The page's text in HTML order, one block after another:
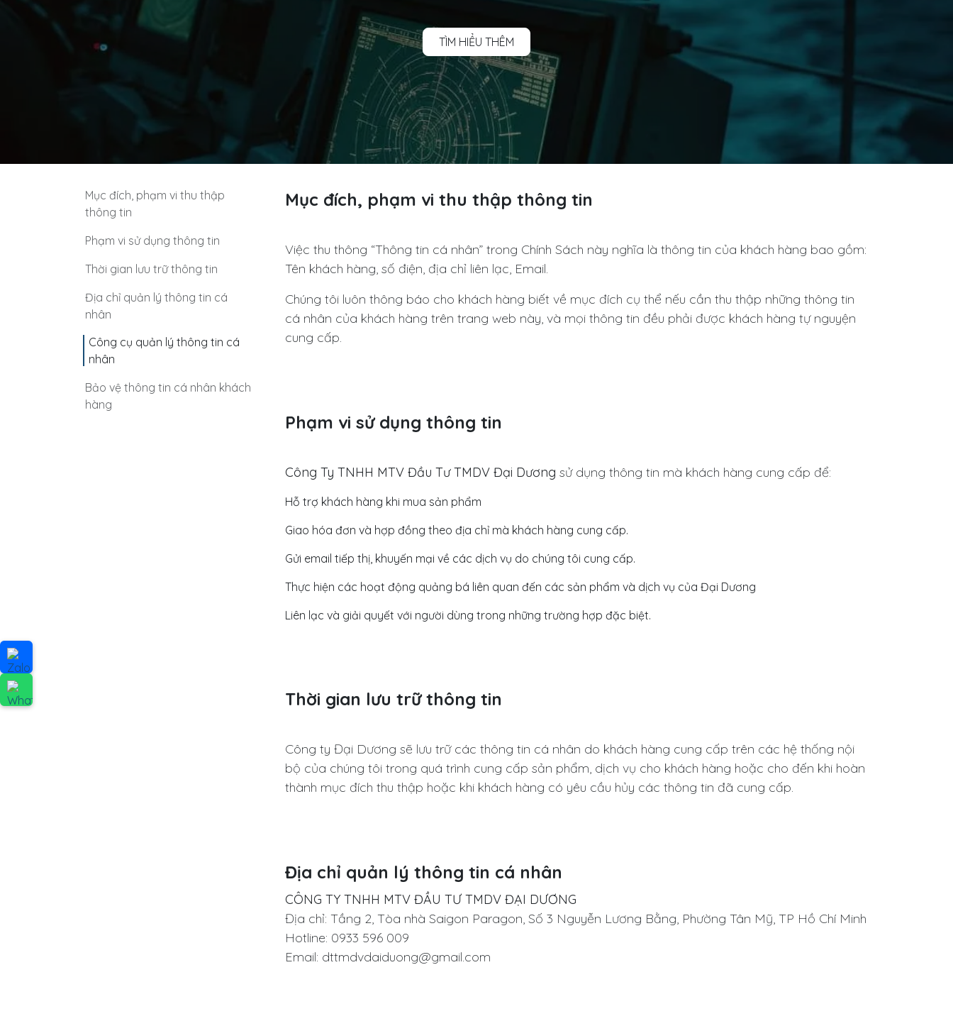
TÌM HIỂU THÊM
Mục đích, phạm vi thu thập
thông tin
Phạm vi sử dụng thông tin
Thời gian lưu trữ thông tin
Địa chỉ quản lý thông tin cá
nhân​
Công cụ quản lý thông tin cá
nhân​
Bảo vệ thông tin cá nhân khách
hàng​
Mục đích, phạm vi thu thập thông tin
Việc thu thông “Thông tin cá nhân” trong Chính Sách này nghĩa là thông tin của khách hàng bao gồm:
Tên khách hàng, số điện, địa chỉ liên lạc, Email.
Chúng tôi luôn thông báo cho khách hàng biết về mục đích cụ thể nếu cần thu thập những thông tin
cá nhân của khách hàng trên trang web này, và mọi thông tin đều phải được khách hàng tự nguyện
cung cấp.
Phạm vi sử dụng thông tin
Công Ty TNHH MTV Đầu Tư TMDV Đại Dương sử dụng thông tin mà khách hàng cung cấp để:
Hỗ trợ khách hàng khi mua sản phẩm
Giao hóa đơn và hợp đồng theo địa chỉ mà khách hàng cung cấp.
Gửi email tiếp thị, khuyến mại về các dịch vụ do chúng tôi cung cấp.
Thực hiện các hoạt động quảng bá liên quan đến các sản phẩm và dịch vụ của Đại Dương
Liên lạc và giải quyết với người dùng trong những trường hợp đặc biệt.
Thời gian lưu trữ thông tin
Công ty Đại Dương sẽ lưu trữ các thông tin cá nhân do khách hàng cung cấp trên các hệ thống nội
bộ của chúng tôi trong quá trình cung cấp sản phẩm, dịch vụ cho khách hàng hoặc cho đến khi hoàn
thành mục đích thu thập hoặc khi khách hàng có yêu cầu hủy các thông tin đã cung cấp.
Địa chỉ quản lý thông tin cá nhân​
CÔNG TY TNHH MTV ĐẦU TƯ TMDV ĐẠI DƯƠNG​
Địa chỉ: Tầng 2, Tòa nhà Saigon Paragon, Số 3 Nguyễn Lương Bằng, Phường Tân Mỹ, TP Hồ Chí Minh
Hotline: 0933 596 009
Email: dttmdvdaiduong@gmail.com